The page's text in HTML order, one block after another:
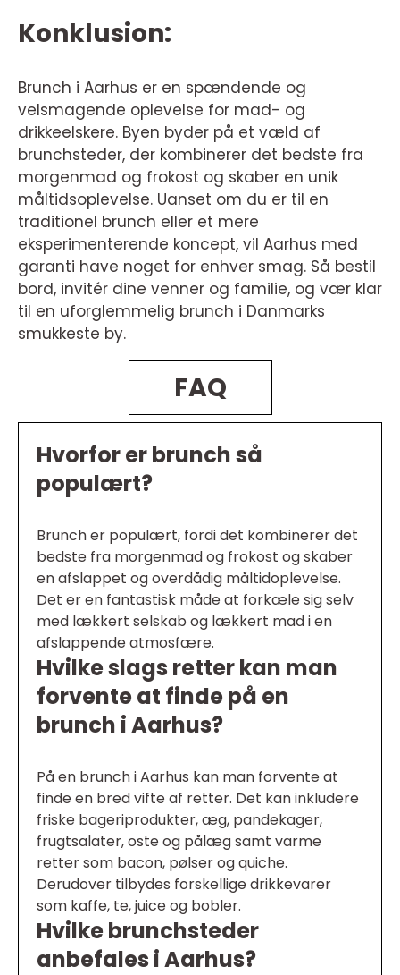
Konklusion:
Brunch i Aarhus er en spændende og
velsmagende oplevelse for mad- og
drikkeelskere. Byen byder på et væld af
brunchsteder, der kombinerer det bedste fra
morgenmad og frokost og skaber en unik
måltidsoplevelse. Uanset om du er til en
traditionel brunch eller et mere
eksperimenterende koncept, vil Aarhus med
garanti have noget for enhver smag. Så bestil
bord, invitér dine venner og familie, og vær klar
til en uforglemmelig brunch i Danmarks
smukkeste by.
FAQ
Hvorfor er brunch så
populært?
Brunch er populært, fordi det kombinerer det
bedste fra morgenmad og frokost og skaber
en afslappet og overdådig måltidoplevelse.
Det er en fantastisk måde at forkæle sig selv
med lækkert selskab og lækkert mad i en
afslappende atmosfære.
Hvilke slags retter kan man
forvente at finde på en
brunch i Aarhus?
På en brunch i Aarhus kan man forvente at
finde en bred vifte af retter. Det kan inkludere
friske bageriprodukter, æg, pandekager,
frugtsalater, oste og pålæg samt varme
retter som bacon, pølser og quiche.
Derudover tilbydes forskellige drikkevarer
som kaffe, te, juice og bobler.
Hvilke brunchsteder
anbefales i Aarhus?